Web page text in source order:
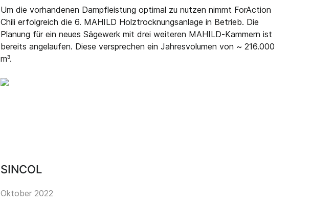
Um die vorhandenen Dampfleistung optimal zu nutzen nimmt ForAction
Chili erfolgreich die 6. MAHILD Holztrocknungsanlage in Betrieb. Die
Planung für ein neues Sägewerk mit drei weiteren MAHILD-Kammern ist
bereits angelaufen. Diese versprechen ein Jahresvolumen von ~ 216.000
m³.
SINCOL
Oktober 2022